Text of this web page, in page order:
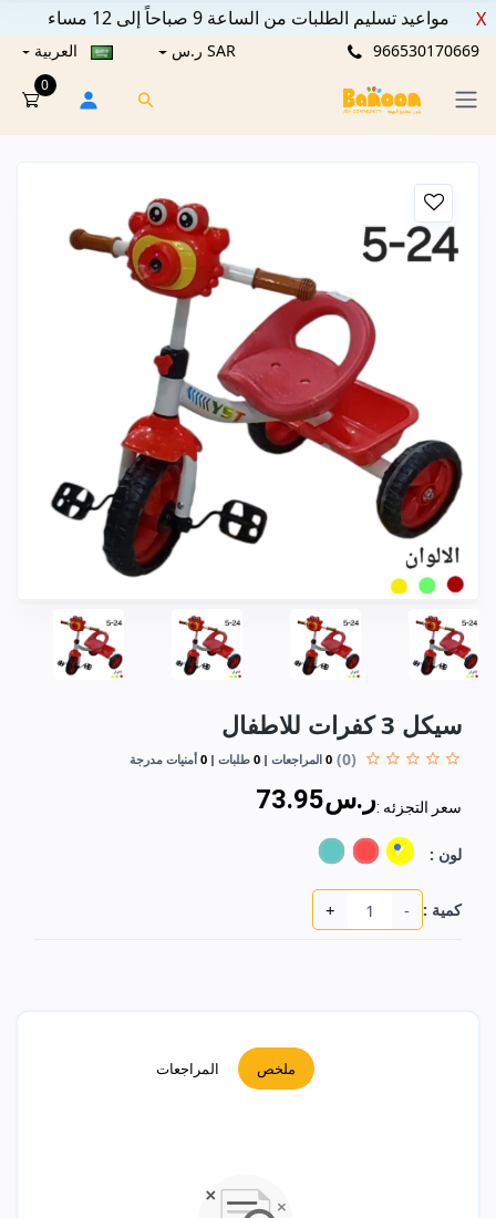
مواعيد تسليم الطلبات من الساعة 9 صباحاً إلى 12 مساء X
966530170669 SAR ر.س العربية
0
سيكل 3 كفرات للاطفال
(0)
0 المراجعات 0 طلبات 0 أمنيات مدرجة
سعر التجزئه :ر.س73.95
لون :
كمية : -
+
ملخص المراجعات